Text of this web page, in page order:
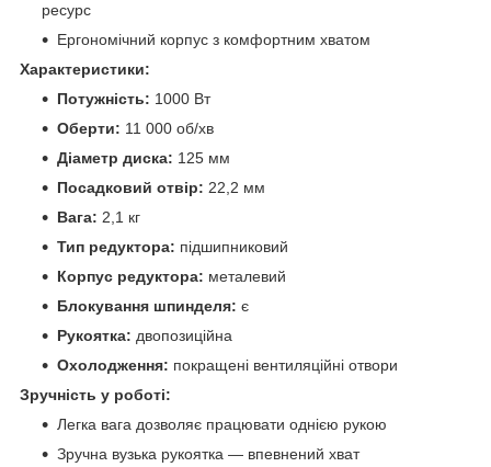
ресурс
Ергономічний корпус з комфортним хватом
Характеристики:
Потужність: 1000 Вт
Оберти: 11 000 об/хв
Діаметр диска: 125 мм
Посадковий отвір: 22,2 мм
Вага: 2,1 кг
Тип редуктора: підшипниковий
Корпус редуктора: металевий
Блокування шпинделя: є
Рукоятка: двопозиційна
Охолодження: покращені вентиляційні отвори
Зручність у роботі:
Легка вага дозволяє працювати однією рукою
Зручна вузька рукоятка — впевнений хват